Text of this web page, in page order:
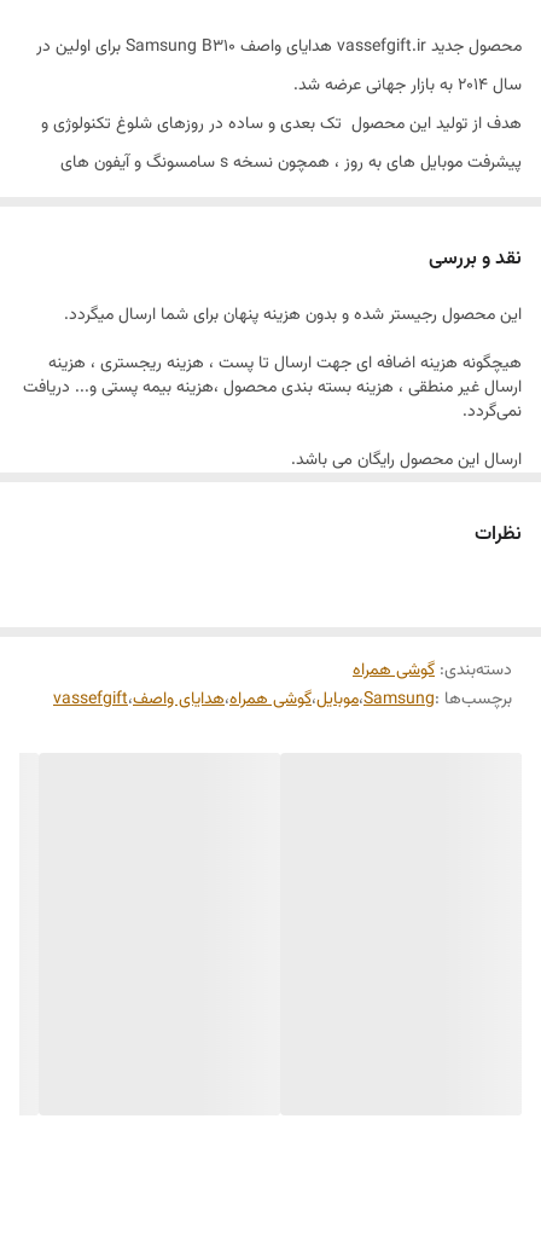
رادیو
قابلیت پشتیبانی
دارد
محصول جدید vassefgift.ir هدایای واصف Samsung B310 برای اولین در
سال 2014 به بازار جهانی عرضه شد.
هدف از تولید این محصول تک بعدی و ساده در روزهای شلوغ تکنولوژی و
پیشرفت موبایل های به روز ، همچون نسخه s سامسونگ و آیفون های
نقد و بررسی
این محصول رجیستر شده و بدون هزینه پنهان برای شما ارسال میگردد.
هیچگونه هزینه اضافه ای جهت ارسال تا پست ، هزینه ریجستری ، هزینه
ارسال غیر منطقی ، هزینه بسته بندی محصول ،هزینه بیمه پستی و... دریافت
نمی‌گردد.
ارسال این محصول رایگان می باشد.
هزینه پنهان برای شما مشتری عزیز ارسال می نماید
نظرات
دسته‌بندی: گوشی همراه
برچسب‌ها :Samsung،موبایل،گوشی همراه،هدایای واصف،vassefgift